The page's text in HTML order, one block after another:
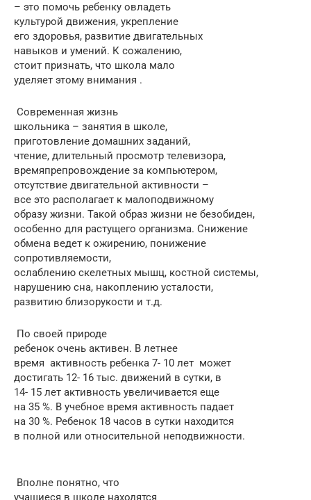
– это помочь ребенку овладеть
культурой движения, укрепление
его здоровья, развитие двигательных
навыков и умений. К сожалению,
стоит признать, что школа мало
уделяет этому внимания .
Современная жизнь
школьника – занятия в школе,
приготовление домашних заданий,
чтение, длительный просмотр телевизора,
времяпрепровождение за компьютером,
отсутствие двигательной активности –
все это располагает к малоподвижному
образу жизни. Такой образ жизни не безобиден,
особенно для растущего организма. Снижение
обмена ведет к ожирению, понижение
сопротивляемости,
ослаблению скелетных мышц, костной системы,
нарушению сна, накоплению усталости,
развитию близорукости и т.д.
По своей природе
ребенок очень активен. В летнее
время активность ребенка 7- 10 лет может
достигать 12- 16 тыс. движений в сутки, в
14- 15 лет активность увеличивается еще
на 35 %. В учебное время активность падает
на 30 %. Ребенок 18 часов в сутки находится
в полной или относительной неподвижности.
Вполне понятно, что
учащиеся в школе находятся